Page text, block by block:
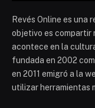
Revés Online es una
objetivo es compartir
acontece en la
fundada en 2002
en 2011 emigró a la
utilizar herramientas